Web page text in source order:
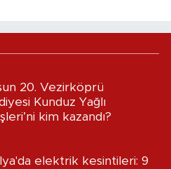
20. Vezirköprü
Kunduz Yağlı
kim kazandı?
elektrik kesintileri: 9